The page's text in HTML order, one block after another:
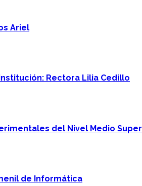
Ariel
Rectora Lilia Cedillo
del Nivel Medio
de Informática